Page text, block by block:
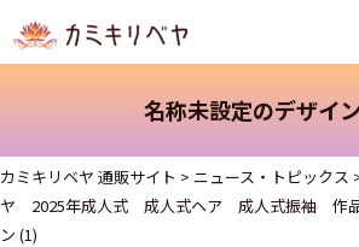
名称未設定のデザイ
カミキリベヤ 通販サイト > ニュース・トピックス
ヤ 2025年成人式 成人式ヘア 成人式振袖 作
ン (1)